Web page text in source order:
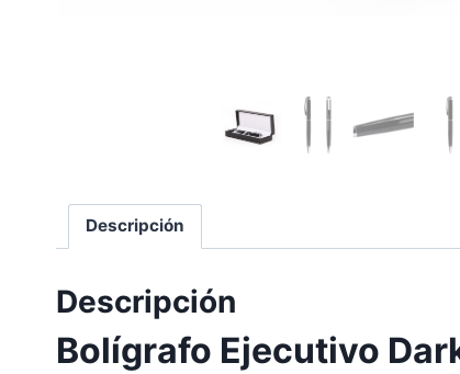
Descripción
Descripción
Bolígrafo Ejecutivo